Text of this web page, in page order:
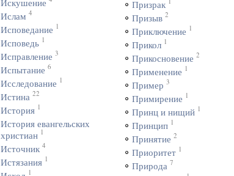
Искушение
Ислам 4
Исповедание 1
Исповедь 1
Исправление 3
Испытание 6
Исследование 1
Истина 22
История 1
История евангельских
христиан 1
Источник 4
Истязания 1
1
Призрак
Призыв 2
Приключение 1
Прикол 1
Прикосновение 2
Применение 1
Пример 3
Примирение 1
Принц и нищий 1
Принцип 1
Принятие 2
Приоритет 1
Природа 7